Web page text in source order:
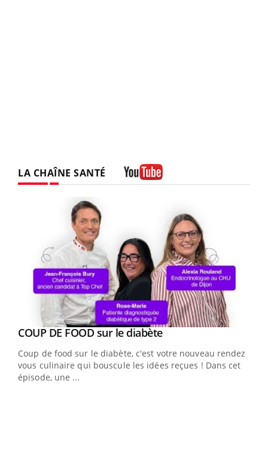
LA CHAÎNE SANTÉ
Youtube
COUP DE FOOD sur le diabèteYoutube
Coup de food sur le diabète, c'est votre nouveau rendez-
vous culinaire qui bouscule les idées reçues ! Dans cet
épisode, une ...